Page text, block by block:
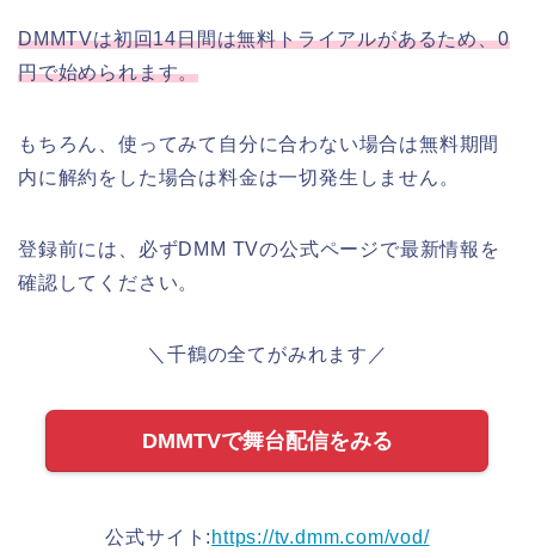
DMMTVは初回14日間は無料トライアルがあるため、0
円で始められます。
もちろん、使ってみて自分に合わない場合は無料期間
内に解約をした場合は料金は一切発生しません。
登録前には、必ずDMM TVの公式ページで最新情報を
確認してください。
＼千鶴の全てがみれます／
DMMTVで舞台配信をみる
公式サイト: https://tv.dmm.com/vod/